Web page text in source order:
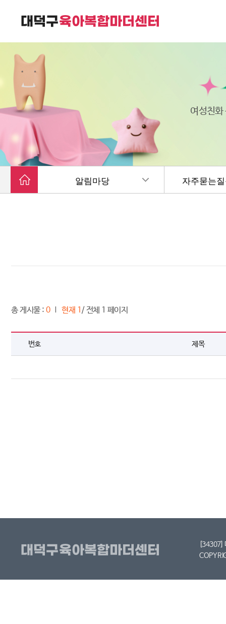
대덕구육아복합마더센터는
여성친화
알림마당 자주묻는
총 게시물 : 0 현재 1/ 전체 1 페이지
번호 제목
[34307]